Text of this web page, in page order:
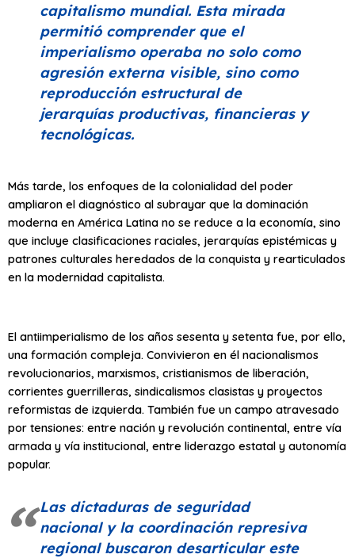
capitalismo mundial. Esta mirada
permitió comprender que el
imperialismo operaba no solo como
agresión externa visible, sino como
reproducción estructural de
jerarquías productivas, financieras y
tecnológicas.
Más tarde, los enfoques de la colonialidad del poder
ampliaron el diagnóstico al subrayar que la dominación
moderna en América Latina no se reduce a la economía, sino
que incluye clasificaciones raciales, jerarquías epistémicas y
patrones culturales heredados de la conquista y rearticulados
en la modernidad capitalista.
El antiimperialismo de los años sesenta y setenta fue, por ello,
una formación compleja. Convivieron en él nacionalismos
revolucionarios, marxismos, cristianismos de liberación,
corrientes guerrilleras, sindicalismos clasistas y proyectos
reformistas de izquierda. También fue un campo atravesado
por tensiones: entre nación y revolución continental, entre vía
armada y vía institucional, entre liderazgo estatal y autonomía
popular.
Las dictaduras de seguridad
nacional y la coordinación represiva
regional buscaron desarticular este